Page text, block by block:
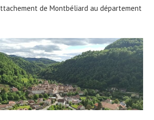
de Montbéliard au département